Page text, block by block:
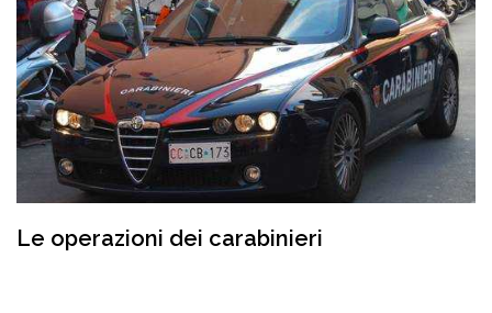
Le operazioni dei carabinieri